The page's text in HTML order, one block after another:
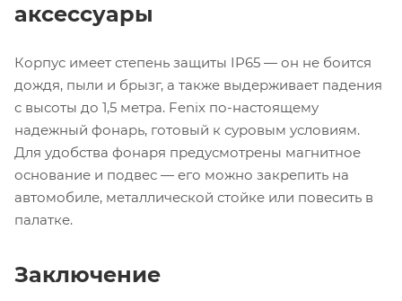
аксессуары
Корпус имеет степень защиты IP65 — он не боится
дождя, пыли и брызг, а также выдерживает падения
с высоты до 1,5 метра. Fenix по-настоящему
надежный фонарь, готовый к суровым условиям.
Для удобства фонаря предусмотрены магнитное
основание и подвес — его можно закрепить на
автомобиле, металлической стойке или повесить в
палатке.
Заключение